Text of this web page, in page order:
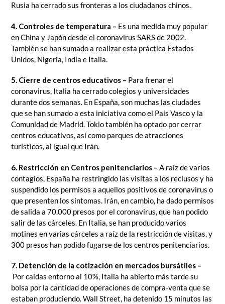
Rusia ha cerrado sus fronteras a los ciudadanos chinos.
4. Controles de temperatura – Es una medida muy popular
en China y Japón desde el coronavirus SARS de 2002.
También se han sumado a realizar esta práctica Estados
Unidos, Nigeria, India e Italia.
5. Cierre de centros educativos – Para frenar el
coronavirus, Italia ha cerrado colegios y universidades
durante dos semanas. En España, son muchas las ciudades
que se han sumado a esta iniciativa como el País Vasco y la
Comunidad de Madrid. Tokio también ha optado por cerrar
centros educativos, así como parques de atracciones
turísticos, al igual que Irán.
6. Restricción en Centros penitenciarios – A raíz de varios
contagios, España ha restringido las visitas a los reclusos y ha
suspendido los permisos a aquellos positivos de coronavirus o
que presenten los síntomas. Irán, en cambio, ha dado permisos
de salida a 70.000 presos por el coronavirus, que han podido
salir de las cárceles. En Italia, se han producido varios
motines en varias cárceles a raíz de la restricción de visitas, y
300 presos han podido fugarse de los centros penitenciarios.
7. Detención de la cotización en mercados bursátiles –
Por caídas entorno al 10%, Italia ha abierto más tarde su
bolsa por la cantidad de operaciones de compra-venta que se
estaban produciendo. Wall Street, ha detenido 15 minutos las